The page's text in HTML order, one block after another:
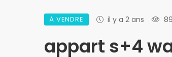
À VENDRE il y a 2 ans
appart s+4